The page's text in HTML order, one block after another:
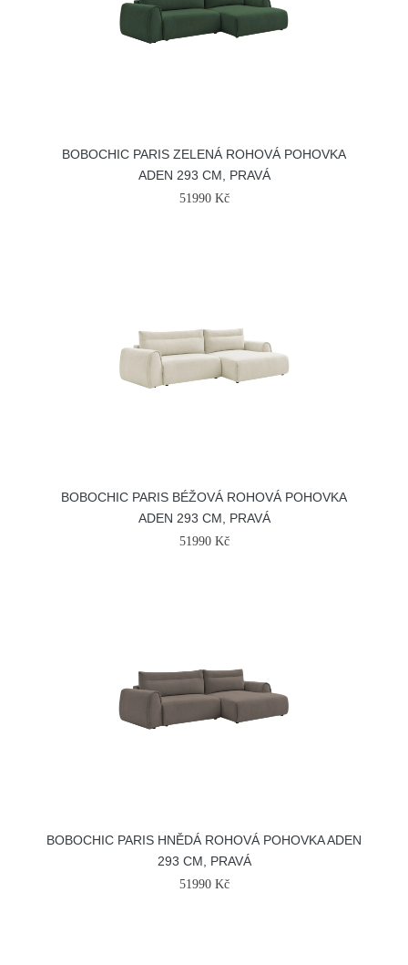
BOBOCHIC PARIS ZELENÁ ROHOVÁ POHOVKA
ADEN 293 CM, PRAVÁ
51990 Kč
BOBOCHIC PARIS BÉŽOVÁ ROHOVÁ POHOVKA
ADEN 293 CM, PRAVÁ
51990 Kč
BOBOCHIC PARIS HNĚDÁ ROHOVÁ POHOVKA ADEN
293 CM, PRAVÁ
51990 Kč